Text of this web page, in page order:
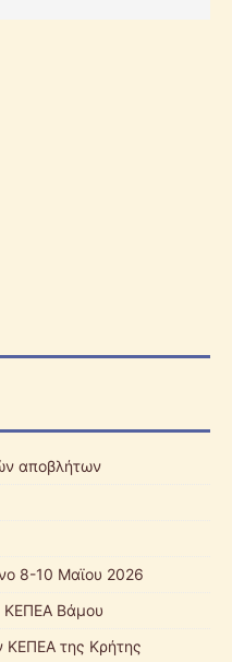
αποβλήτων
8-10 Μαϊου 2026
ΚΕΠΕΑ Βάμου
ΚΕΠΕΑ της Κρήτης